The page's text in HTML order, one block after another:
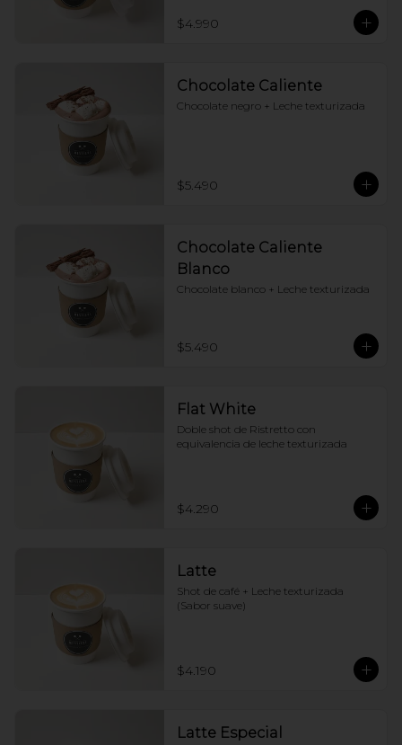
$4.990
Chocolate Caliente
Chocolate negro + Leche texturizada
$5.490
Chocolate Caliente
Blanco
Chocolate blanco + Leche texturizada
$5.490
Flat White
Doble shot de Ristretto con
equivalencia de leche texturizada
$4.290
Latte
Shot de café + Leche texturizada
(Sabor suave)
$4.190
Latte Especial